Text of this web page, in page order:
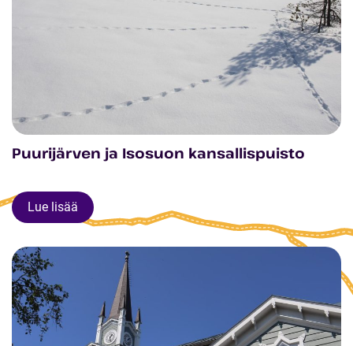
Puurijärven ja Isosuon kansallispuisto
Lue lisää